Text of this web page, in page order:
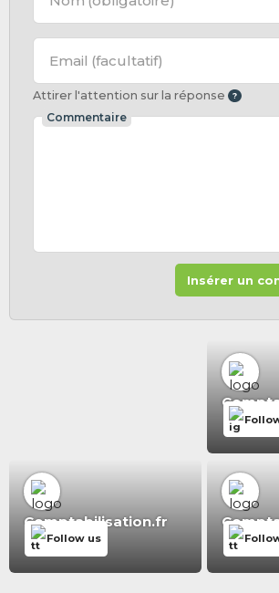
Email (facultatif)
Attirer l'attention sur la réponse
Commentaire
Insérer un
Comptabilisation.fr
Follow us